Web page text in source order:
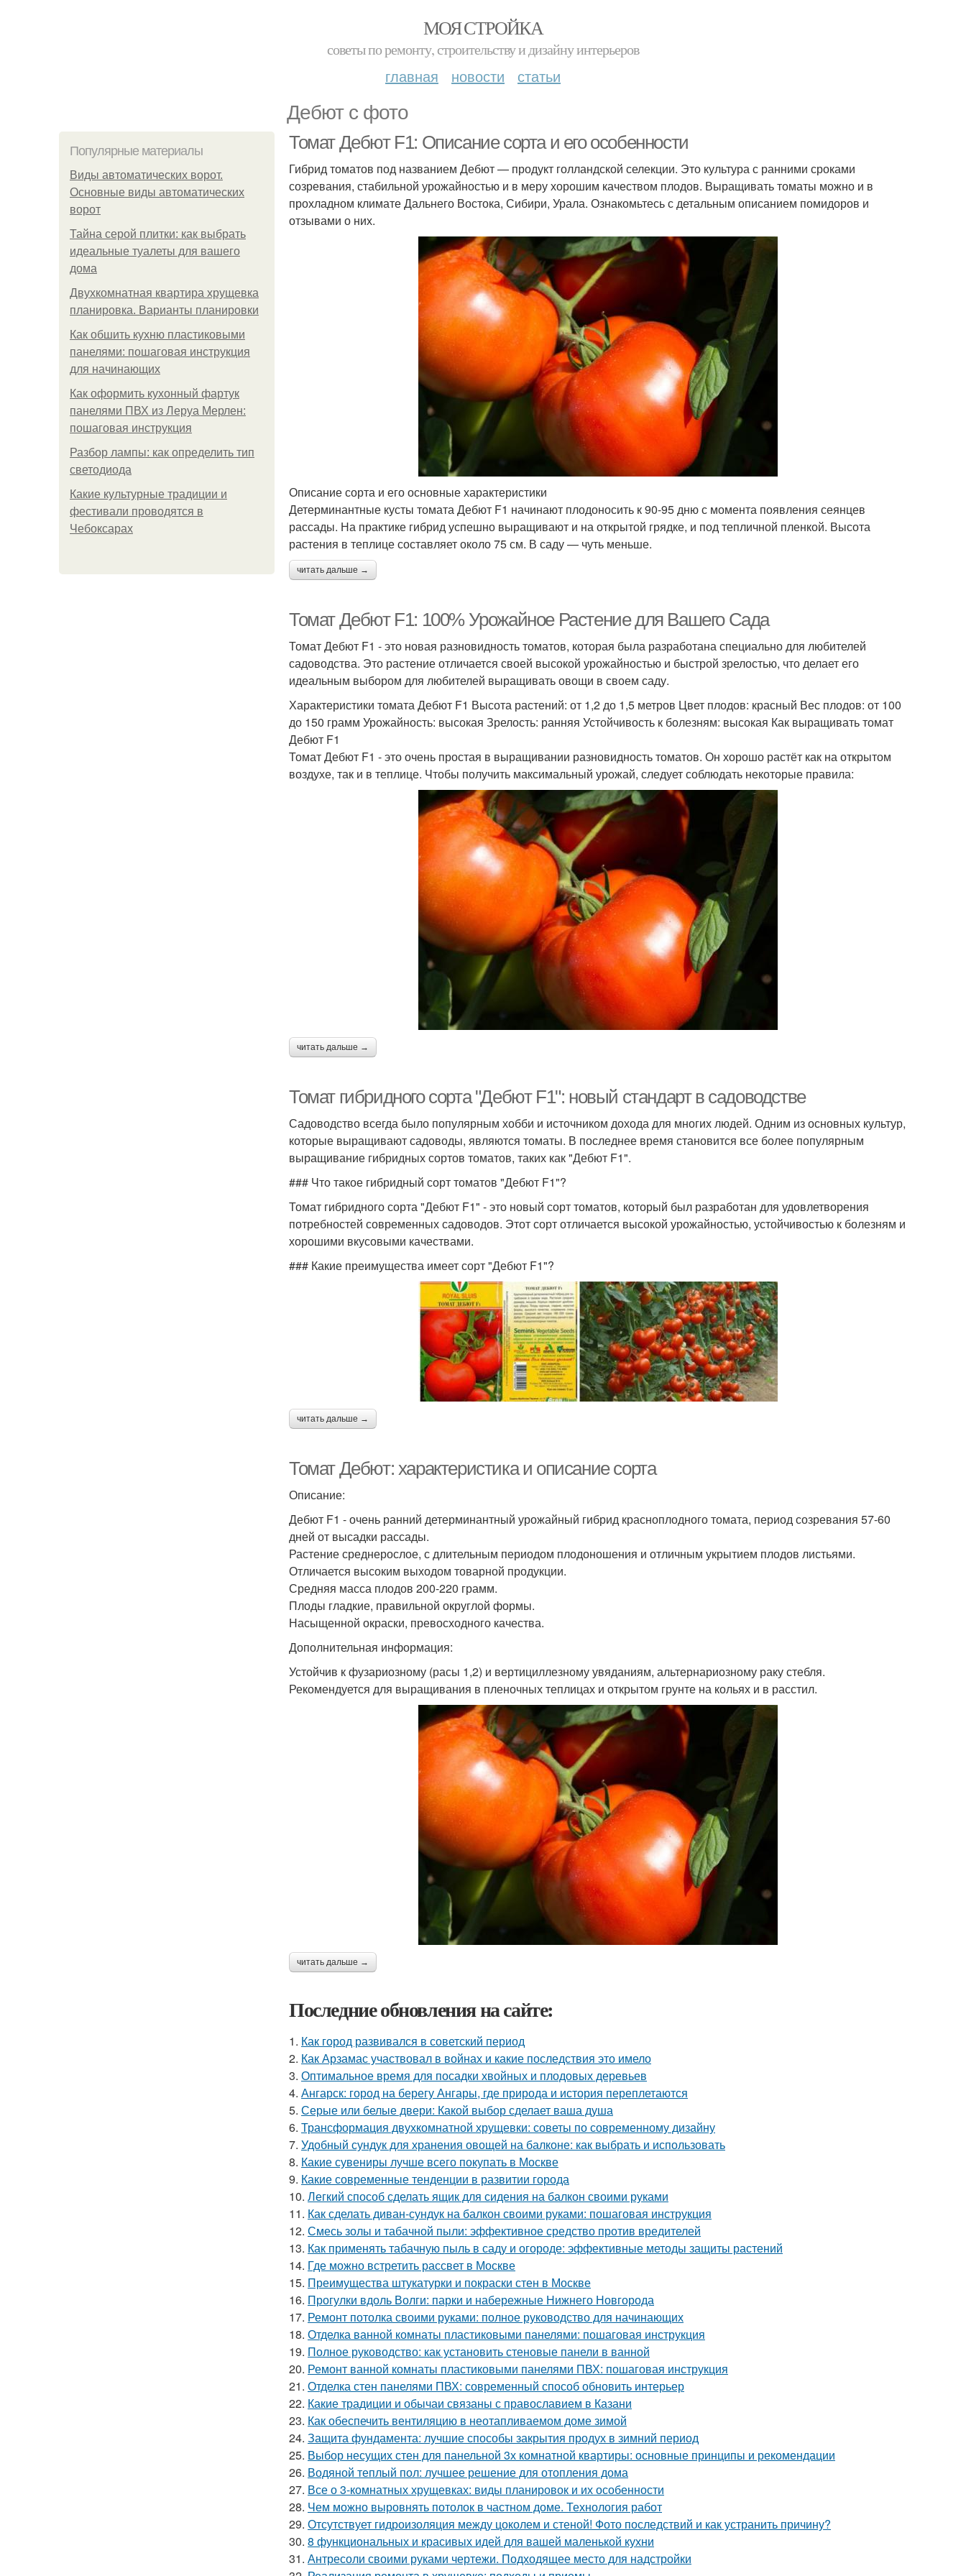
МОЯ СТРОЙКА
советы по ремонту, строительству и дизайну интерьеров
главная новости статьи
Дебют с фото
Популярные материалы
Виды автоматических ворот.
Основные виды автоматических
ворот
Тайна серой плитки: как выбрать
идеальные туалеты для вашего
дома
Двухкомнатная квартира хрущевка
планировка. Варианты планировки
Как обшить кухню пластиковыми
панелями: пошаговая инструкция
для начинающих
Как оформить кухонный фартук
панелями ПВХ из Леруа Мерлен:
пошаговая инструкция
Разбор лампы: как определить тип
светодиода
Какие культурные традиции и
фестивали проводятся в
Чебоксарах
Томат Дебют F1: Описание сорта и его особенности
Гибрид томатов под названием Дебют — продукт голландской селекции. Это культура с ранними сроками
созревания, стабильной урожайностью и в меру хорошим качеством плодов. Выращивать томаты можно и в
прохладном климате Дальнего Востока, Сибири, Урала. Ознакомьтесь с детальным описанием помидоров и
отзывами о них.
Описание сорта и его основные характеристики
Детерминантные кусты томата Дебют F1 начинают плодоносить к 90-95 дню с момента появления сеянцев
рассады. На практике гибрид успешно выращивают и на открытой грядке, и под тепличной пленкой. Высота
растения в теплице составляет около 75 см. В саду — чуть меньше.
читать дальше →
Томат Дебют F1: 100% Урожайное Растение для Вашего Сада
Томат Дебют F1 - это новая разновидность томатов, которая была разработана специально для любителей
садоводства. Это растение отличается своей высокой урожайностью и быстрой зрелостью, что делает его
идеальным выбором для любителей выращивать овощи в своем саду.
Характеристики томата Дебют F1 Высота растений: от 1,2 до 1,5 метров Цвет плодов: красный Вес плодов: от 100
до 150 грамм Урожайность: высокая Зрелость: ранняя Устойчивость к болезням: высокая Как выращивать томат
Дебют F1
Томат Дебют F1 - это очень простая в выращивании разновидность томатов. Он хорошо растёт как на открытом
воздухе, так и в теплице. Чтобы получить максимальный урожай, следует соблюдать некоторые правила:
читать дальше →
Томат гибридного сорта "Дебют F1": новый стандарт в садоводстве
Садоводство всегда было популярным хобби и источником дохода для многих людей. Одним из основных культур,
которые выращивают садоводы, являются томаты. В последнее время становится все более популярным
выращивание гибридных сортов томатов, таких как "Дебют F1".
### Что такое гибридный сорт томатов "Дебют F1"?
Томат гибридного сорта "Дебют F1" - это новый сорт томатов, который был разработан для удовлетворения
потребностей современных садоводов. Этот сорт отличается высокой урожайностью, устойчивостью к болезням и
хорошими вкусовыми качествами.
### Какие преимущества имеет сорт "Дебют F1"?
читать дальше →
Томат Дебют: характеристика и описание сорта
Описание:
Дебют F1 - очень ранний детерминантный урожайный гибрид красноплодного томата, период созревания 57-60
дней от высадки рассады.
Растение среднерослое, с длительным периодом плодоношения и отличным укрытием плодов листьями.
Отличается высоким выходом товарной продукции.
Средняя масса плодов 200-220 грамм.
Плоды гладкие, правильной округлой формы.
Насыщенной окраски, превосходного качества.
Дополнительная информация:
Устойчив к фузариозному (расы 1,2) и вертициллезному увяданиям, альтернариозному раку стебля.
Рекомендуется для выращивания в пленочных теплицах и открытом грунте на кольях и в расстил.
читать дальше →
Последние обновления на сайте:
1. Как город развивался в советский период
2. Как Арзамас участвовал в войнах и какие последствия это имело
3. Оптимальное время для посадки хвойных и плодовых деревьев
4. Ангарск: город на берегу Ангары, где природа и история переплетаются
5. Серые или белые двери: Какой выбор сделает ваша душа
6. Трансформация двухкомнатной хрущевки: советы по современному дизайну
7. Удобный сундук для хранения овощей на балконе: как выбрать и использовать
8. Какие сувениры лучше всего покупать в Москве
9. Какие современные тенденции в развитии города
10. Легкий способ сделать ящик для сидения на балкон своими руками
11. Как сделать диван-сундук на балкон своими руками: пошаговая инструкция
12. Смесь золы и табачной пыли: эффективное средство против вредителей
13. Как применять табачную пыль в саду и огороде: эффективные методы защиты растений
14. Где можно встретить рассвет в Москве
15. Преимущества штукатурки и покраски стен в Москве
16. Прогулки вдоль Волги: парки и набережные Нижнего Новгорода
17. Ремонт потолка своими руками: полное руководство для начинающих
18. Отделка ванной комнаты пластиковыми панелями: пошаговая инструкция
19. Полное руководство: как установить стеновые панели в ванной
20. Ремонт ванной комнаты пластиковыми панелями ПВХ: пошаговая инструкция
21. Отделка стен панелями ПВХ: современный способ обновить интерьер
22. Какие традиции и обычаи связаны с православием в Казани
23. Как обеспечить вентиляцию в неотапливаемом доме зимой
24. Защита фундамента: лучшие способы закрытия продух в зимний период
25. Выбор несущих стен для панельной 3х комнатной квартиры: основные принципы и рекомендации
26. Водяной теплый пол: лучшее решение для отопления дома
27. Все о 3-комнатных хрущевках: виды планировок и их особенности
28. Чем можно выровнять потолок в частном доме. Технология работ
29. Отсутствует гидроизоляция между цоколем и стеной! Фото последствий и как устранить причину?
30. 8 функциональных и красивых идей для вашей маленькой кухни
31. Антресоли своими руками чертежи. Подходящее место для надстройки